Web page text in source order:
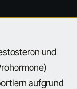
und
aufgrund